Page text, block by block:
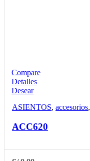
Compare
Detalles
Desear
ASIENTOS, accesorios,
ACC620